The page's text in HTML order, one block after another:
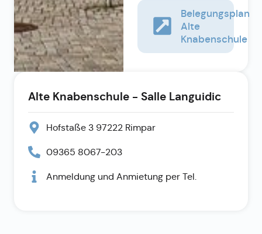
Belegungsplan
Alte
Knabenschule
Alte Knabenschule - Salle Languidic
Hofstaße 3 97222 Rimpar
09365 8067-203
Anmeldung und Anmietung per Tel.